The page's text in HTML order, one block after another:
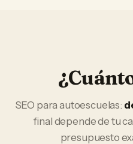
SEO paraautoescuelas:
final depende de tu
presupuesto